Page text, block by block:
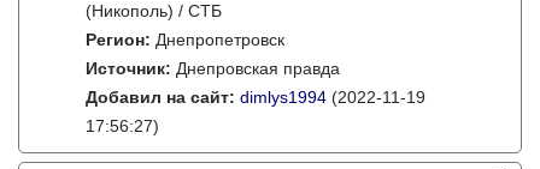
(Никополь) / СТБ
Регион: Днепропетровск
Источник: Днепровская правда
Добавил на сайт: dimlys1994 (2022-11-19
17:56:27)